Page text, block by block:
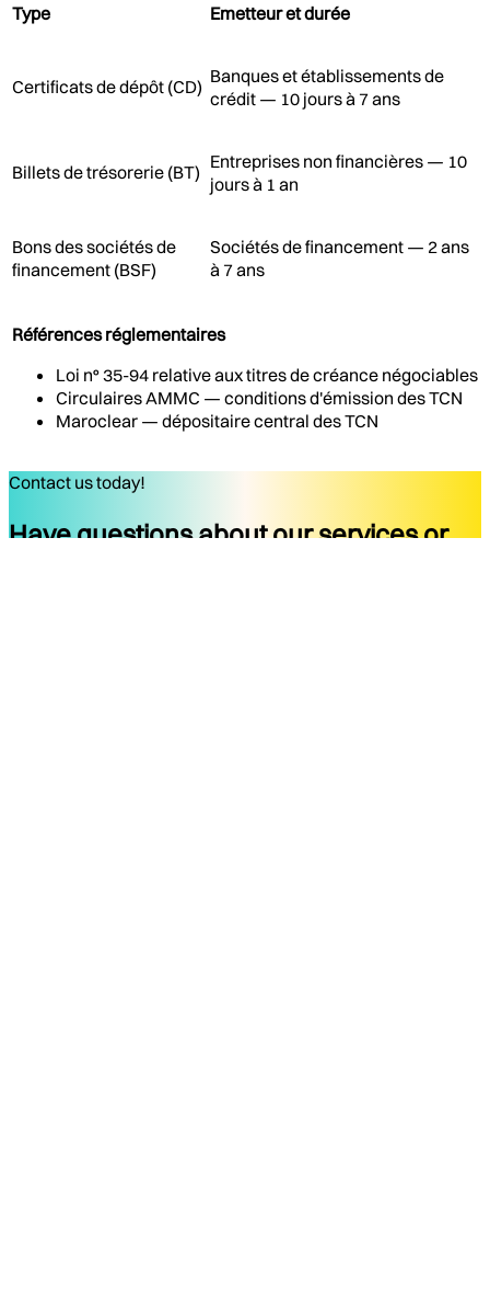
Type Emetteur et durée
Certificats de dépôt (CD) Banques et établissements de
crédit — 10 jours à 7 ans
Billets de trésorerie (BT) Entreprises non financières — 10
jours à 1 an
Bons des sociétés de
financement (BSF)
Sociétés de financement — 2 ans
à 7 ans
Références réglementaires
Loi n° 35-94 relative aux titres de créance négociables
Circulaires AMMC — conditions d'émission des TCN
Maroclear — dépositaire central des TCN
Contact us today!
Have questions about our services or